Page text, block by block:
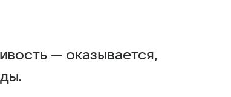
— оказывается,